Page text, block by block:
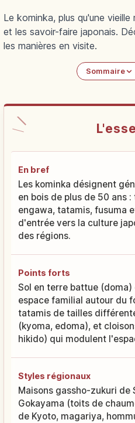
Le kominka, plus qu'une
et les savoir-faire japonais.
les manières en visite.
Sommaire
En bref
Les kominka désignent
en bois de plus de 50 ans
engawa, tatamis, fusuma
d'entrée vers la culture
des régions.
Points forts
Sol en terre battue
espace familial autour du
tatamis de tailles
(kyoma, edoma), et
hikido) qui modulent
Styles régionaux
Maisons gassho-zukuri de
Gokayama (toits de
de Kyoto, magariya,